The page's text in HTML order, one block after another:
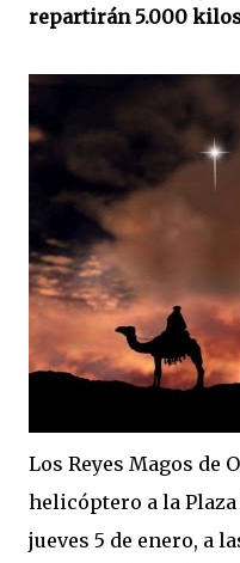
repartirán 5.000
Los Reyes Magos de
helicóptero a la
jueves 5 de enero, a